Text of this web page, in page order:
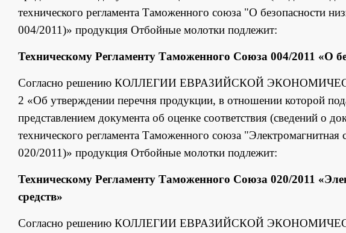
технического регламента Таможенного союза "О безопасности
004/2011)» продукция Отбойные молотки подлежит:
Техническому Регламенту Таможенного Союза 004/2011 «О
Согласно решению КОЛЛЕГИИ ЕВРАЗИЙСКОЙ
2 «Об утверждении перечня продукции, в отношении которой
представлением документа об оценке соответствия (сведений о
технического регламента Таможенного союза
020/2011)» продукция Отбойные молотки подлежит:
Техническому Регламенту Таможенного Союза 020/2011
средств»
Согласно решению КОЛЛЕГИИ ЕВРАЗИЙСКОЙ